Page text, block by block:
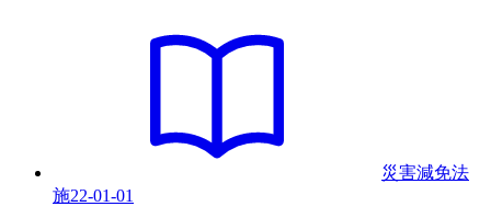
災害減免法
施22-01-01